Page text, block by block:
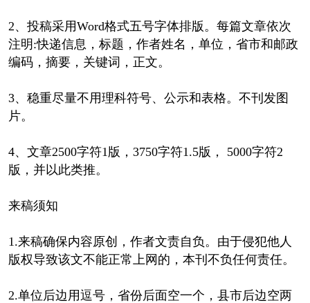
2、投稿采用Word格式五号字体排版。每篇文章依次
注明:快递信息，标题，作者姓名，单位，省市和邮政
编码，摘要，关键词，正文。
3、稳重尽量不用理科符号、公示和表格。不刊发图
片。
4、文章2500字符1版，3750字符1.5版， 5000字符2
版，并以此类推。
来稿须知
1.来稿确保内容原创，作者文责自负。由于侵犯他人
版权导致该文不能正常上网的，本刊不负任何责任。
2.单位后边用逗号，省份后面空一个，县市后边空两